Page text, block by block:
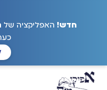
חדש! האפליקציה של